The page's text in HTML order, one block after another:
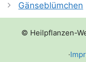
Gänseblümchen
© Heilpflanzen-
·